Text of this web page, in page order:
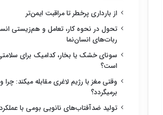
از بارداری پرخطر تا مراقبت ایمن‌تر
تحول در نحوه کار، تعامل و هم‌زیستی
ربات‌های انسان‌نما
سونای خشک یا بخار، کدامیک برای
است؟
وقتی مغز با رژیم لاغری مقابله میکند: چرا
برمیگردد؟
تولید ضدآفتاب‌های نانویی بومی با